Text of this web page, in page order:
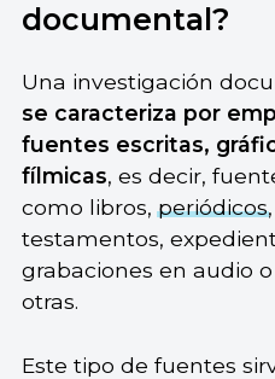
documental?
Una investigación
se caracteriza por
fuentes escritas,
fílmicas, es decir,
como libros,periódicos
testamentos,
grabaciones en audio
otras.
Este tipo de fuentes